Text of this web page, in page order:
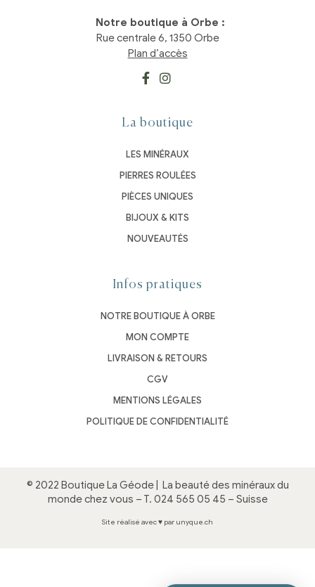
La boutique
LES MINÉRAUX
PIERRES ROULÉES
PIÈCES UNIQUES
BIJOUX & KITS
NOUVEAUTÉS
Notre boutique à Orbe :
Rue centrale 6, 1350 Orbe
Plan d’accès
Infos pratiques
NOTRE BOUTIQUE À ORBE
MON COMPTE
LIVRAISON & RETOURS
CGV
MENTIONS LÉGALES
POLITIQUE DE CONFIDENTIALITÉ
© 2022 Boutique La Géode | La beauté des minéraux du
monde chez vous – T. 024 565 05 45 – Suisse
Site réalisé avec ♥ par unyque.ch